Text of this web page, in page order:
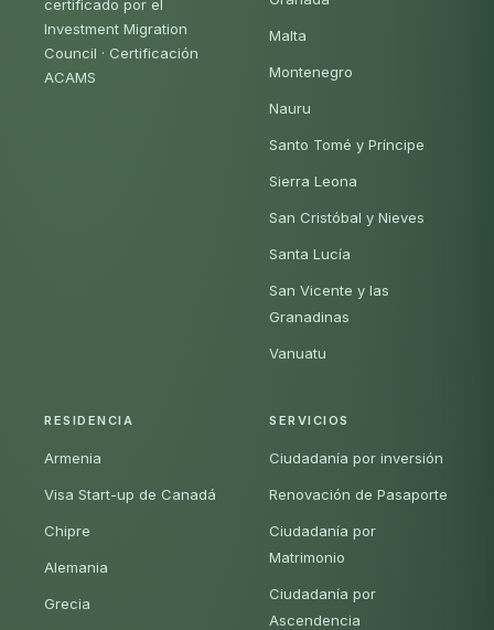
certificado por el
Investment Migration
Council · Certificación
ACAMS
Malta
Montenegro
Nauru
Santo Tomé y Príncipe
Sierra Leona
San Cristóbal y Nieves
Santa Lucía
San Vicente y las
Granadinas
Vanuatu
RESIDENCIA
Armenia
Visa Start-up de Canadá
Chipre
Alemania
Grecia
SERVICIOS
Ciudadanía por inversión
Renovación de Pasaporte
Ciudadanía por
Matrimonio
Ciudadanía por
Ascendencia